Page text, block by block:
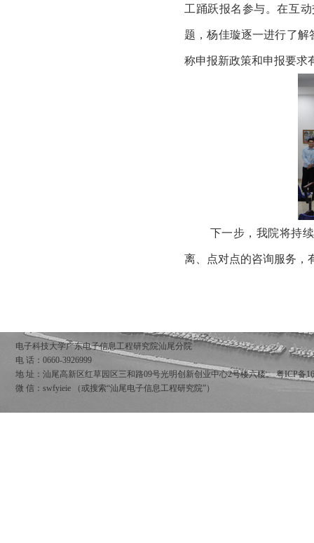
工踊跃报名参与。在互
题，杨佳璇逐一进行了解
称申报新政策和申报要求
下一步，我院将持
离、点对点的咨询服务，
电子科技大学广东电子信息工程研究院汕尾分院
电 话：0660-3926999
地 址：汕尾高新区红草园区三和路09号光明创新创业中心2号楼六楼。粤ICP备
微 信：swfyieie （或搜索“汕尾电子信息工程研究院”）